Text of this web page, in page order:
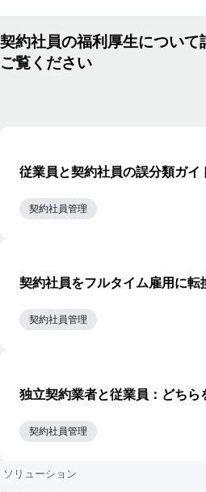
契約社員の福利厚生について
ご覧ください
従業員と契約社員の誤分類ガイ
契約社員管理
契約社員をフルタイム雇用に転
契約社員管理
独立契約業者と従業員：どちら
契約社員管理
ソリューション